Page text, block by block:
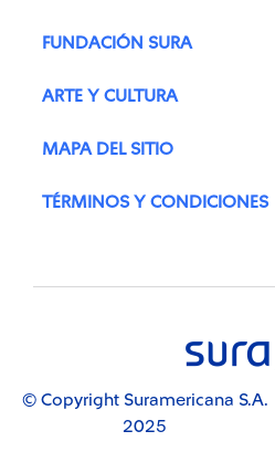
FUNDACIÓN SURA
ARTE Y CULTURA
MAPA DEL SITIO
TÉRMINOS Y CONDICIONES
© Copyright Suramericana S.A.
2025